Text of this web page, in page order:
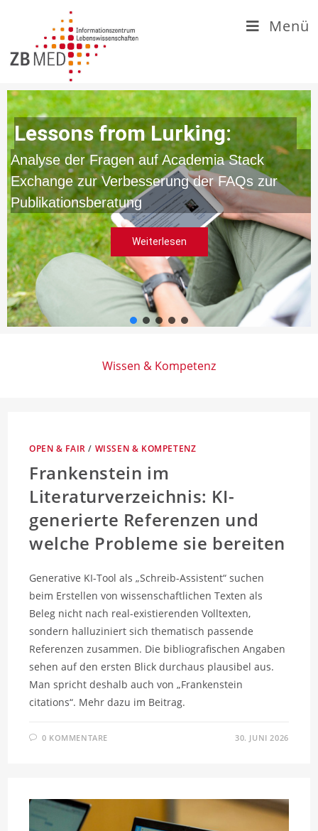
springen
Menü
Lessons from Lurking:
Analyse der Fragen auf Academia Stack
Exchange zur Verbesserung der FAQs zur
Publikationsberatung
Weiterlesen
Wissen & Kompetenz
OPEN & FAIR / WISSEN & KOMPETENZ
Frankenstein im
Literaturverzeichnis: KI-
generierte Referenzen und
welche Probleme sie bereiten
Generative KI-Tool als „Schreib-Assistent“ suchen
beim Erstellen von wissenschaftlichen Texten als
Beleg nicht nach real-existierenden Volltexten,
sondern halluziniert sich thematisch passende
Referenzen zusammen. Die bibliografischen Angaben
sehen auf den ersten Blick durchaus plausibel aus.
Man spricht deshalb auch von „Frankenstein
citations“. Mehr dazu im Beitrag.
0 KOMMENTARE 30. JUNI 2026